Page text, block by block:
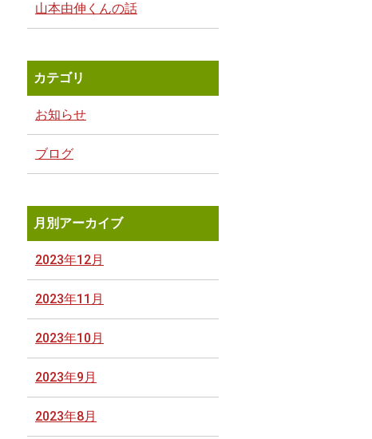
山本由伸くんの話
カテゴリ
お知らせ
ブログ
月別アーカイブ
2023年12月
2023年11月
2023年10月
2023年9月
2023年8月